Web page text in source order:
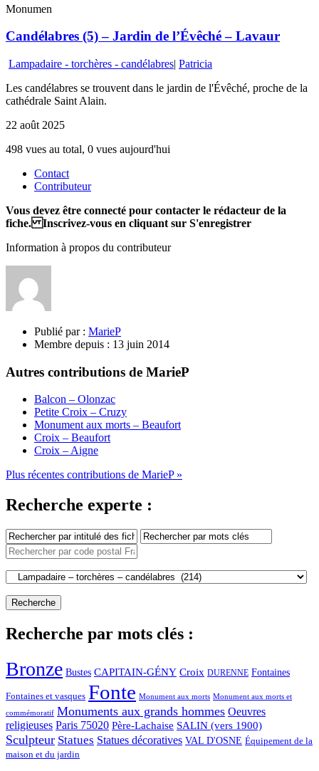
Monumen
Candélabres (5) – Jardin de l’Évêché – Lavaur
Lampadaire - torchères - candélabres| Patricia
Les candélabres se trouvent dans le jardin de l'Évêché, proche de la
cathédrale Saint Alain.
22 août 2025
498 vues au total, 0 vues aujourd'hui
Contact
Contributeur
Vous devez être connecté pour contacter le rédacteur de la
fiche. Inscrivez-vous en cliquant sur S'enregistrer
Information à propos du contributeur
Publié par : MarieP
Membre depuis : 13 juin 2014
Autres contributions de MarieP
Balcon – Olonzac
Petite Croix – Cruzy
Monument aux morts – Beaufort
Croix – Beaufort
Croix – Aigne
Plus récentes contributions de MarieP »
Recherche experte :
Recherche par mots clés :
Bronze Bustes CAPITAIN-GÉNY Croix DURENNE Fontaines
Fontaines et vasques Fonte Monument aux morts Monument aux morts et
commémoratif Monuments aux grands hommes Oeuvres
religieuses Paris 75020 Père-Lachaise SALIN (vers 1900)
Sculpteur Statues Statues décoratives VAL D'OSNE Équipement de la
maison et du jardin